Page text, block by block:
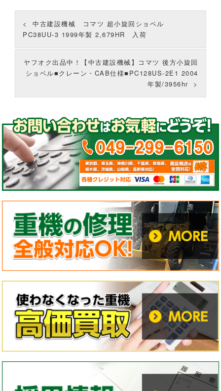
中古建設機械 コマツ 超小旋回ショベル
PC38UU-3 1999年製 2,679HR 入荷
ヤフオク出品中！【中古建設機械】コマツ 後方小旋回
ショベル■クレーン・CAB仕様■PC128US-2E1 2004
年製/3956hr